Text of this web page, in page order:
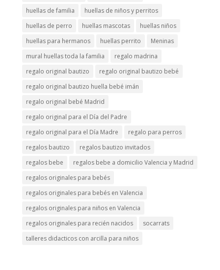
huellas de familia
huellas de niños y perritos
huellas de perro
huellas mascotas
huellas niños
huellas para hermanos
huellas perrito
Meninas
mural huellas toda la familia
regalo madrina
regalo original bautizo
regalo original bautizo bebé
regalo original bautizo huella bebé imán
regalo original bebé Madrid
regalo original para el Día del Padre
regalo original para el Día Madre
regalo para perros
regalos bautizo
regalos bautizo invitados
regalos bebe
regalos bebe a domicilio Valencia y Madrid
regalos originales para bebés
regalos originales para bebés en Valencia
regalos originales para niños en Valencia
regalos originales para recién nacidos
socarrats
talleres didacticos con arcilla para niños